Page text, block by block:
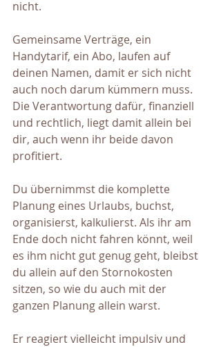
nicht.
Gemeinsame Verträge, ein
Handytarif, ein Abo, laufen auf
deinen Namen, damit er sich nicht
auch noch darum kümmern muss.
Die Verantwortung dafür, finanziell
und rechtlich, liegt damit allein bei
dir, auch wenn ihr beide davon
profitiert.
Du übernimmst die komplette
Planung eines Urlaubs, buchst,
organisierst, kalkulierst. Als ihr am
Ende doch nicht fahren könnt, weil
es ihm nicht gut genug geht, bleibst
du allein auf den Stornokosten
sitzen, so wie du auch mit der
ganzen Planung allein warst.
Er reagiert vielleicht impulsiv und